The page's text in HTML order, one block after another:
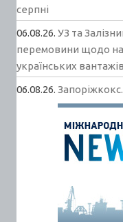
серпні
06.08.26. УЗ та
перемовини щодо
українських вантажів
06.08.26.